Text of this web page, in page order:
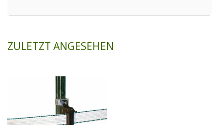
ZULETZT ANGESEHEN